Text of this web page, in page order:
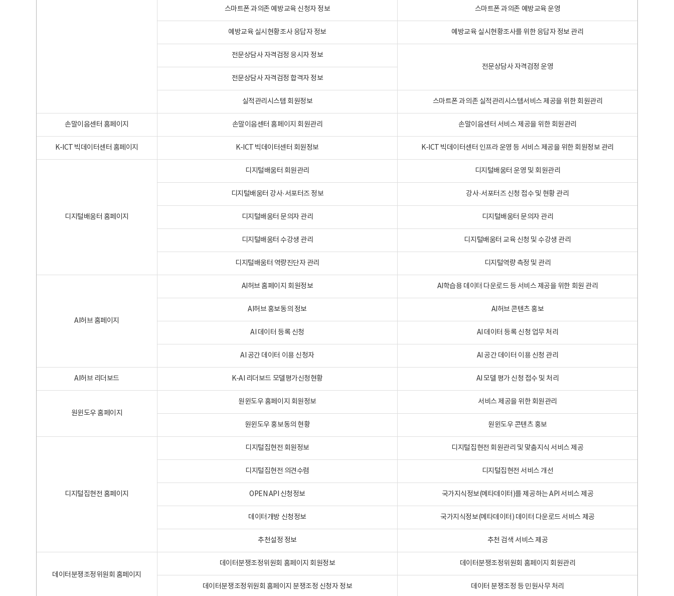
스마트폰 과의존 예방교육 신청자 정보 스마트폰 과의존 예방교육 운영
예방교육 실시현황조사 응답자 정보 예방교육 실시현황조사를 위한 응답자 정보 관리
전문상담사 자격검정 응시자 정보
전문상담사 자격검정 운영
전문상담사 자격검정 합격자 정보
실적관리시스템 회원정보 스마트폰 과의존 실적관리시스템서비스 제공을 위한 회원관리
손말이음센터 홈페이지 손말이음센터 홈페이지 회원관리 손말이음센터 서비스 제공을 위한 회원관리
K-ICT 빅데이터센터 홈페이지 K-ICT 빅데이터센터 회원정보 K-ICT 빅데이터센터 인프라 운영 등 서비스 제공을 위한 회원정보 관리
디지털배움터 홈페이지
디지털배움터 회원관리 디지털배움터 운영 및 회원관리
디지털배움터 강사·서포터즈 정보 강사·서포터즈 신청 접수 및 현황 관리
디지털배움터 문의자 관리 디지털배움터 문의자 관리
디지털배움터 수강생 관리 디지털배움터 교육 신청 및 수강생 관리
디지털배움터 역량진단자 관리 디지털역량 측정 및 관리
AI허브 홈페이지
AI허브 홈페이지 회원정보 AI학습용 데이터 다운로드 등 서비스 제공을 위한 회원 관리
AI허브 홍보동의 정보 AI허브 콘텐츠 홍보
AI 데이터 등록 신청 AI 데이터 등록 신청 업무 처리
AI 공간 데이터 이용 신청자 AI 공간 데이터 이용 신청 관리
AI허브 리더보드 K-AI 리더보드 모델평가신청현황 AI 모델 평가 신청 접수 및 처리
원윈도우 홈페이지
원윈도우 홈페이지 회원정보 서비스 제공을 위한 회원관리
원윈도우 홍보동의 현황 원윈도우 콘텐츠 홍보
디지털집현전 홈페이지
디지털집현전 회원정보 디지털집현전 회원관리 및 맞춤지식 서비스 제공
디지털집현전 의견수렴 디지털집현전 서비스 개선
OPEN API 신청정보 국가지식정보(메타데이터)를 제공하는 API 서비스 제공
데이터개방 신청정보 국가지식정보(메타데이터) 데이터 다운로드 서비스 제공
추천설정 정보 추천 검색 서비스 제공
데이터분쟁조정위원회 홈페이지
데이터분쟁조정위원회 홈페이지 회원정보 데이터분쟁조정위원회 홈페이지 회원관리
데이터분쟁조정위원회 홈페이지 분쟁조정 신청자 정보 데이터 분쟁조정 등 민원사무 처리